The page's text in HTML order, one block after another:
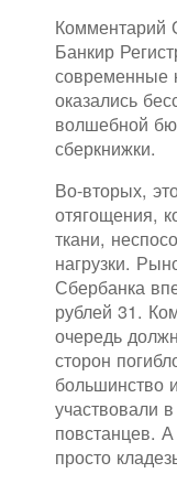
Комментарий
Банкир
современные
оказались
волшебной
сберкнижки.
Во-вторых,
отягощения,
ткани,
нагрузки.
Сбербанка
рублей 31.
очередь
сторон
большинство
участвовали
повстанцев.
просто